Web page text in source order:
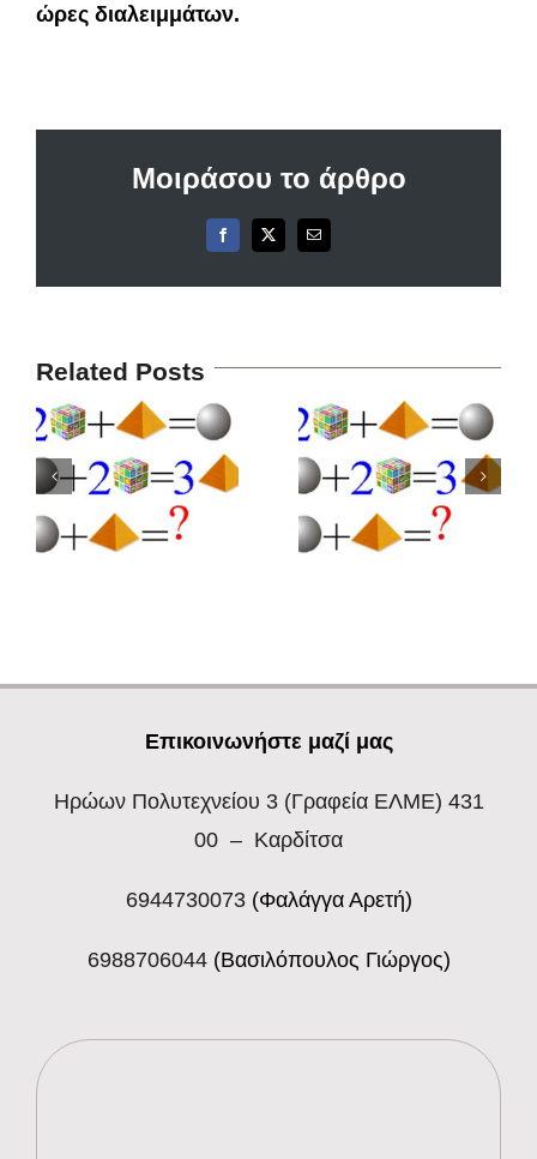
ώρες διαλειμμάτων.
Μοιράσου το άρθρο
Facebook
X Email
Related Posts
Επικοινωνήστε μαζί μας
Ηρώων Πολυτεχνείου 3(Γραφεία ΕΛΜΕ) 431
00 – Καρδίτσα
6944730073(Φαλάγγα Αρετή)
6988706044(Βασιλόπουλος Γιώργος)